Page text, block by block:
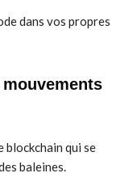
dans vos propres
blockchain qui se
baleines.